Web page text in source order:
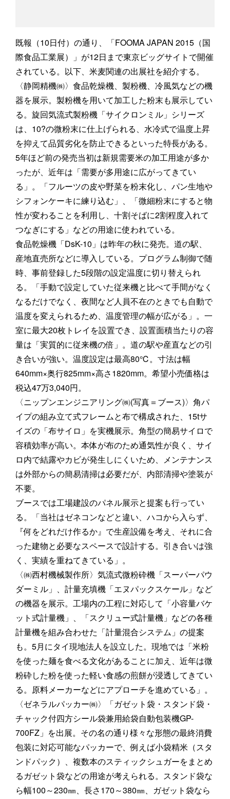
既報（10日付）の通り、「FOOMA JAPAN 2015（国
際食品工業展）」が12日まで東京ビッグサイトで開催
されている。以下、米麦関連の出展社を紹介する。
〈静岡精機㈱〉食品乾燥機、製粉機、冷風気などの機
器を展示。製粉機を用いて加工した粉末も展示してい
る。旋回気流式製粉機「サイクロンミル」シリーズ
は、10?の微粉末に仕上げられる、水冷式で温度上昇
を抑えて品質劣化を防止できるといった特長がある。
5年ほど前の発売当初は新規需要米の加工用途が多か
ったが、近年は「需要が多用途に広がってきてい
る」。「フルーツの皮や野菜を粉末化し、パン生地や
シフォンケーキに練り込む」、「微細粉末にすると物
性が変わることを利用し、十割そばに2割程度入れて
つなぎにする」などの用途に使われている。
食品乾燥機「DsK-10」は昨年の秋に発売。道の駅、
産地直売所などに導入している。プログラム制御で随
時、事前登録した5段階の設定温度に切り替えられ
る。「手動で設定していた従来機と比べて手間がなく
なるだけでなく、夜間など人員不在のときでも自動で
温度を変えられるため、温度管理の幅が広がる」。一
室に最大20枚トレイを設置でき、設置面積当たりの容
量は「実質的に従来機の倍」。道の駅や産直などの引
き合いが強い。温度設定は最高80℃。寸法は幅
640mm×奥行825mm×高さ1820mm。希望小売価格は
税込47万3,040円。
〈ニップンエンジニアリング㈱(写真＝ブース)〉角パ
イプの組み立て式フレームと布で構成された、15tサ
イズの「布サイロ」を実機展示。角型の簡易サイロで
容積効率が高い。本体が布のため通気性が良く、サイ
ロ内で結露やカビが発生しにくいため、メンテナンス
は外部からの簡易清掃は必要だが、内部清掃や塗装が
不要。
ブースでは工場建設のパネル展示と提案も行ってい
る。「当社はゼネコンなどと違い、ハコから入らず、
『何をどれだけ作るか』で生産設備を考え、それに合
った建物と必要なスペースで設計する。引き合いは強
く、実績を重ねてきている」。
〈㈱西村機械製作所〉気流式微粉砕機「スーパーパウ
ダーミル」、計量充填機「エヌパックスケール」など
の機器を展示。工場内の工程に対応して「小容量バケ
ット式計量機」、「スクリュー式計量機」などの各種
計量機を組み合わせた「計量混合システム」の提案
も。5月にタイ現地法人を設立した。現地では「米粉
を使った麺を食べる文化があることに加え、近年は微
粉砕した粉を使った軽い食感の煎餅が浸透してきてい
る。原料メーカーなどにアプローチを進めている」。
〈ゼネラルパッカー㈱〉「ガゼット袋・スタンド袋・
チャック付四方シール袋兼用給袋自動包装機GP-
700FZ」を出展。その名の通り様々な形態の最終消費
包装に対応可能なパッカーで、例えば小袋精米（スタ
ンドパック）、複数本のスティックシュガーをまとめ
るガゼット袋などの用途が考えられる。スタンド袋な
ら幅100～230㎜、長さ170～380㎜、ガゼット袋なら